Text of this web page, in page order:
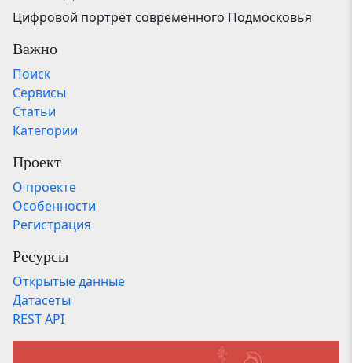
Цифровой портрет современного Подмосковья
Важно
Поиск
Сервисы
Статьи
Категории
Проект
О проекте
Особенности
Регистрация
Ресурсы
Открытые данные
Датасеты
REST API